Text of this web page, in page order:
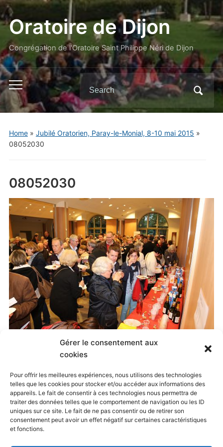
Gérer le consentement aux
cookies
Pour offrir les meilleures expériences, nous utilisons des technologies
telles que les cookies pour stocker et/ou accéder aux informations des
appareils. Le fait de consentir à ces technologies nous permettra de
traiter des données telles que le comportement de navigation ou les ID
uniques sur ce site. Le fait de ne pas consentir ou de retirer son
consentement peut avoir un effet négatif sur certaines caractéristiques
et fonctions.
Oratoire de Dijon
Congrégation de l'Oratoire Saint Philippe Néri de Dijon
Toggle
mobile
menu
Search
for:
Home» Jubilé Oratorien, Paray-le-Monial, 8-10 mai 2015 »
08052030
08052030
20 mai 2015
Jubilé Oratorien, Paray-le-Monial, 8-10 mai 2015. Both
comments and trackbacks are currently closed.
← Previous